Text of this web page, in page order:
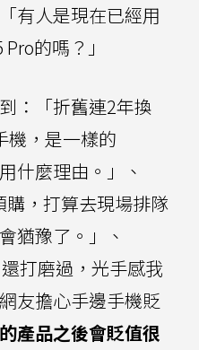
有人是現在已經用
的嗎？」
：「折舊連2年換
機，是一樣的
什麼理由。」、
購，打算去現場排隊
猶豫了。」、
還打磨過，光手感我
友擔心手邊手機貶
品之後會貶值很